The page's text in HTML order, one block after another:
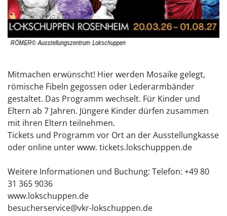
Mitmachen erwünscht! Hier werden Mosaike gelegt,
römische Fibeln gegossen oder Lederarmbänder
gestaltet. Das Programm wechselt. Für Kinder und
Eltern ab 7 Jahren. Jüngere Kinder dürfen zusammen
mit ihren Eltern teilnehmen.
Tickets und Programm vor Ort an der Ausstellungkasse
oder online unter www. tickets.lokschupppen.de
Weitere Informationen und Buchung: Telefon: +49 80
31 365 9036
www.lokschuppen.de
besucherservice@vkr-lokschuppen.de